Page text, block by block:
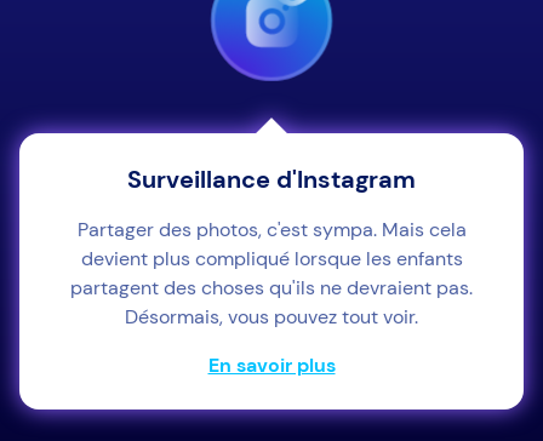
Surveillance d'Instagram
Partager des photos, c'est sympa. Mais cela
devient plus compliqué lorsque les enfants
partagent des choses qu'ils ne devraient pas.
Désormais, vous pouvez tout voir.
En savoir plus